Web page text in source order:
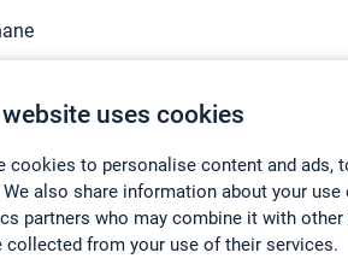
uses cookies
cookies to personalise content and ads,
also share information about your
partners who may combine it with
collected from your use of their services.
°C
°C
g/cm3